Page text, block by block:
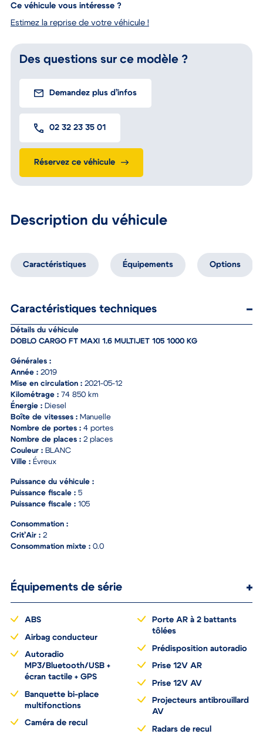
Description du véhicule
Caractéristiques Équipements Options
Caractéristiques techniques
Détails du véhicule
DOBLO CARGO FT MAXI 1.6 MULTIJET 105 1000 KG
Générales :
Année : 2019
Mise en circulation : 2021-05-12
Kilométrage : 74 850 km
Énergie : Diesel
Boîte de vitesses : Manuelle
Nombre de portes : 4 portes
Nombre de places : 2 places
Couleur : BLANC
Ville : Évreux
Puissance du véhicule :
Puissance fiscale : 5
Puissance fiscale : 105
Consommation :
Crit’Air : 2
Consommation mixte : 0.0
Équipements de série
ABS
Airbag conducteur
Autoradio
MP3/Bluetooth/USB +
écran tactile + GPS
Banquette bi-place
multifonctions
Caméra de recul
Porte AR à 2 battants
tôlées
Prédisposition autoradio
Prise 12V AR
Prise 12V AV
Projecteurs antibrouillard
AV
Radars de recul
Ce véhicule vous intéresse ?
Estimez la reprise de votre véhicule !
Des questions sur ce modèle ?
Demandez plus d’infos
02 32 23 35 01
Réservez ce véhicule